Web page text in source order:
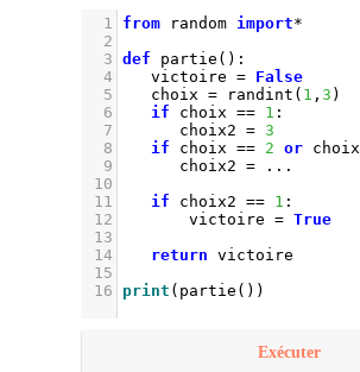
1 from random import*
2
3 def partie ():
4
victoire =
False
5
choix = randint ( 1 , 3 )
6
if choix == 1 :
7
choix2 = 3
8
if choix == 2 or choix
9
choix2 =
...
10
11
if choix2 == 1 :
12
victoire = True
13
14
return victoire
15
16
print ( partie ())
Exécuter